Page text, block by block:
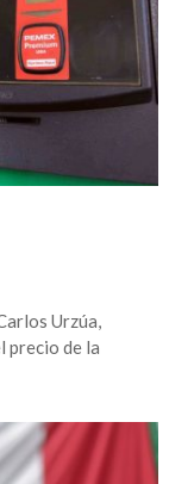
Urzúa,
precio de la